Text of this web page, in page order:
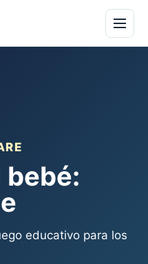
educativo para los